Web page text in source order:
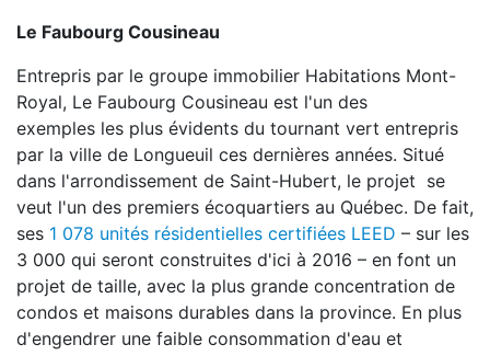
Le Faubourg Cousineau
Entrepris par le groupe immobilier Habitations Mont-
Royal, Le Faubourg Cousineau est l'un des
exemples les plus évidents du tournant vert entrepris
par la ville de Longueuil ces dernières années. Situé
dans l'arrondissement de Saint-Hubert, le projet se
veut l'un des premiers écoquartiers au Québec. De fait,
ses 1 078 unités résidentielles certifiées LEED – sur les
3 000 qui seront construites d'ici à 2016 – en font un
projet de taille, avec la plus grande concentration de
condos et maisons durables dans la province. En plus
d'engendrer une faible consommation d'eau et